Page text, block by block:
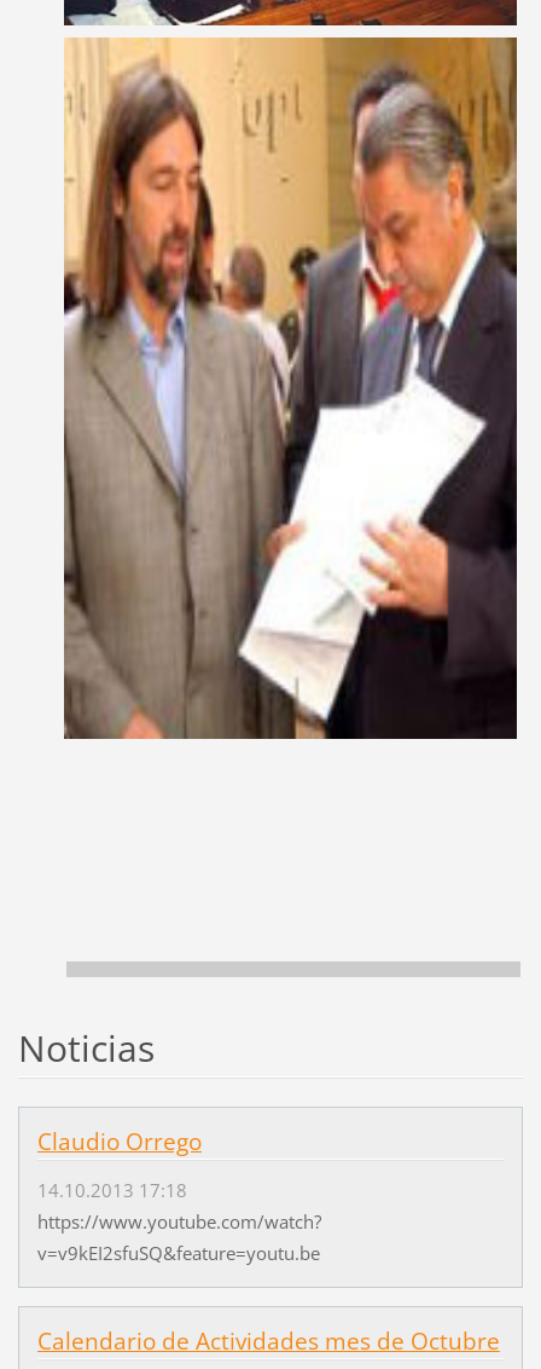
Noticias
Claudio Orrego
14.10.2013 17:18
https://www.youtube.com/watch?
v=v9kEI2sfuSQ&feature=youtu.be
Calendario de Actividades mes de Octubre